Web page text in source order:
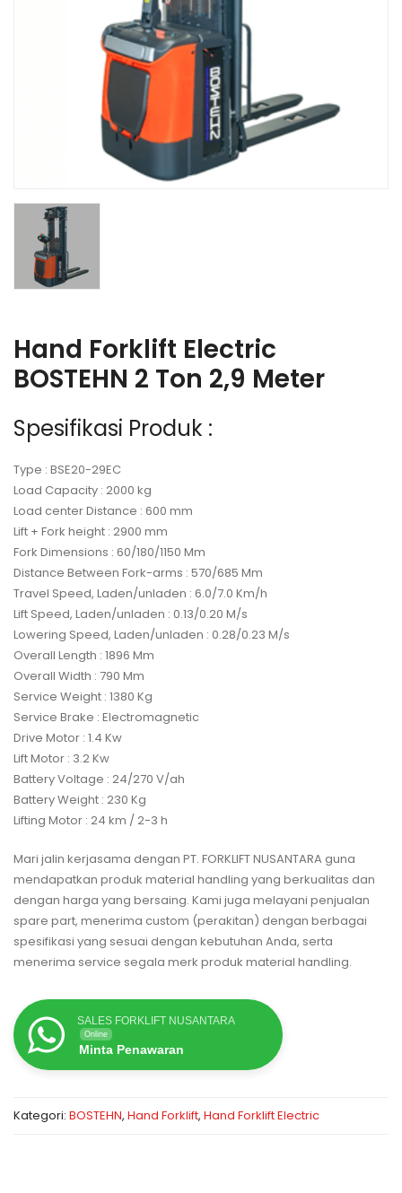
Hand Forklift Electric
BOSTEHN 2 Ton 2,9 Meter
Spesifikasi Produk :
Type : BSE20-29EC
Load Capacity : 2000 kg
Load center Distance : 600 mm
Lift + Fork height : 2900 mm
Fork Dimensions : 60/180/1150 Mm
Distance Between Fork-arms : 570/685 Mm
Travel Speed, Laden/unladen : 6.0/7.0 Km/h
Lift Speed, Laden/unladen : 0.13/0.20 M/s
Lowering Speed, Laden/unladen : 0.28/0.23 M/s
Overall Length : 1896 Mm
Overall Width : 790 Mm
Service Weight : 1380 Kg
Service Brake : Electromagnetic
Drive Motor : 1.4 Kw
Lift Motor : 3.2 Kw
Battery Voltage : 24/270 V/ah
Battery Weight : 230 Kg
Lifting Motor : 24 km / 2-3 h
Mari jalin kerjasama dengan PT. FORKLIFT NUSANTARA guna
mendapatkan produk material handling yang berkualitas dan
dengan harga yang bersaing. Kami juga melayani penjualan
spare part, menerima custom (perakitan) dengan berbagai
spesifikasi yang sesuai dengan kebutuhan Anda, serta
menerima service segala merk produk material handling.
SALES FORKLIFT NUSANTARA
Online
Minta Penawaran
Kategori: BOSTEHN, Hand Forklift, Hand Forklift Electric